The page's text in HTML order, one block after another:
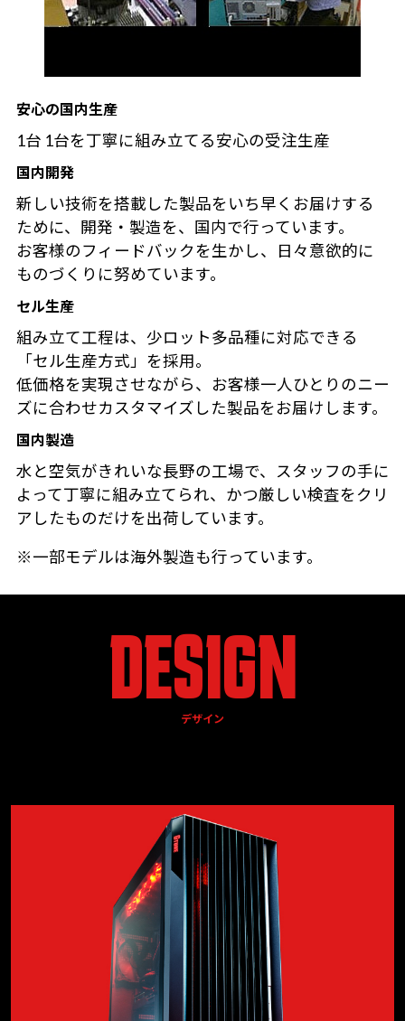
安心の国内生産
1台 1台を丁寧に組み立てる安心の受注生産
国内開発
新しい技術を搭載した製品をいち早くお届けする
ために、開発・製造を、国内で行っています。
お客様のフィードバックを生かし、日々意欲的に
ものづくりに努めています。
セル生産
組み立て工程は、少ロット多品種に対応できる
「セル生産方式」を採用。
低価格を実現させながら、お客様一人ひとりのニー
ズに合わせカスタマイズした製品をお届けします。
国内製造
水と空気がきれいな長野の工場で、スタッフの手に
よって丁寧に組み立てられ、かつ厳しい検査をクリ
アしたものだけを出荷しています。
※一部モデルは海外製造も行っています。
DESIGN
デザイン